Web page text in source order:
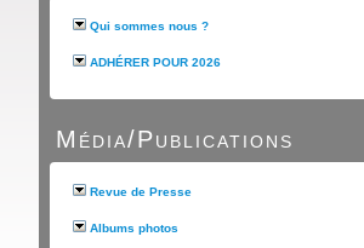
Qui sommes nous ?
ADHÉRER POUR 2026
Média/Publications
Revue de Presse
Albums photos